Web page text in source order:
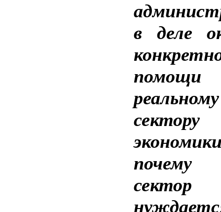
в деле
помощи
реальному
сектору
сектор